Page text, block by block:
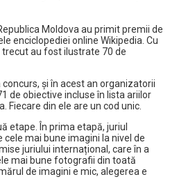
Moldova au primit premii de
enciclopediei online Wikipedia. Cu
au fost ilustrate 70 de
și în acest an organizatorii
de obiective incluse în lista ariilor
Fiecare din ele are un cod unic.
etape. În prima etapă, juriul
mai bune imagini la nivel de
juriului internațional, care în a
mai bune fotografii din toată
de imagini e mic, alegerea e